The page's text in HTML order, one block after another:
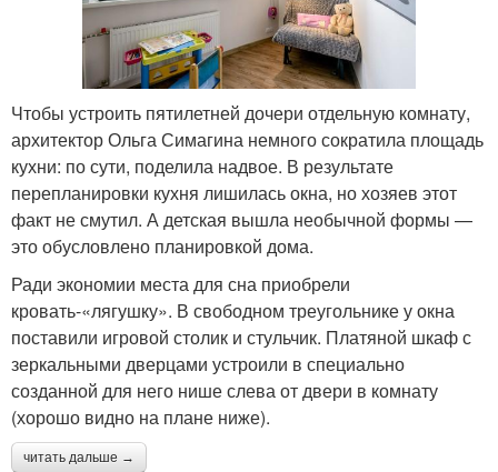
Чтобы устроить пятилетней дочери отдельную комнату,
архитектор Ольга Симагина немного сократила площадь
кухни: по сути, поделила надвое. В результате
перепланировки кухня лишилась окна, но хозяев этот
факт не смутил. А детская вышла необычной формы —
это обусловлено планировкой дома.
Ради экономии места для сна приобрели
кровать-«лягушку». В свободном треугольнике у окна
поставили игровой столик и стульчик. Платяной шкаф с
зеркальными дверцами устроили в специально
созданной для него нише слева от двери в комнату
(хорошо видно на плане ниже).
читать дальше →